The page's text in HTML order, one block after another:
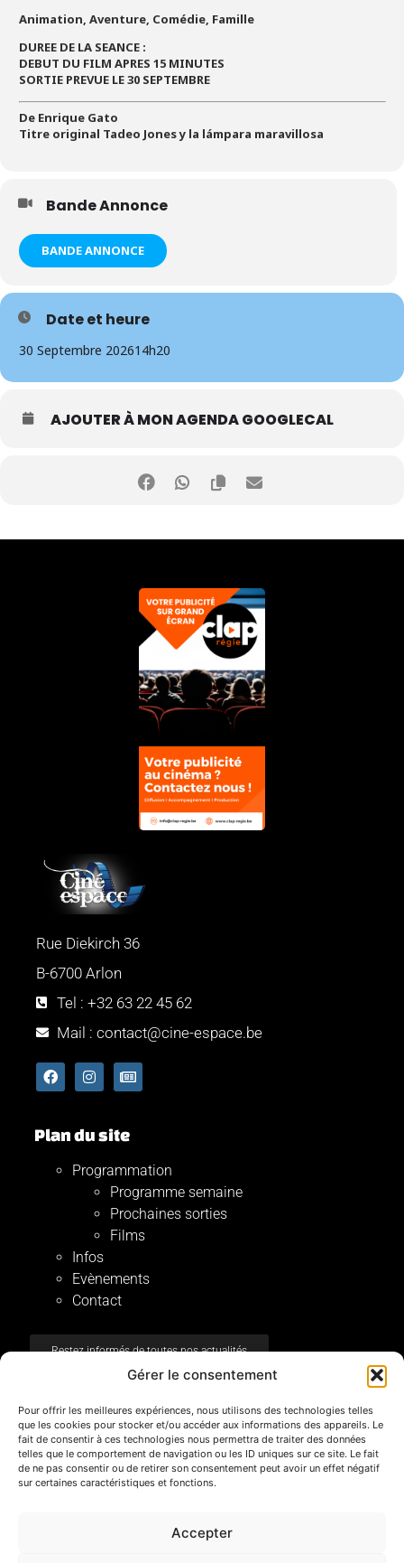
Gérer le consentement
Pour offrir les meilleures expériences, nous utilisons des technologies telles
que les cookies pour stocker et/ou accéder aux informations des appareils. Le
fait de consentir à ces technologies nous permettra de traiter des données
telles que le comportement de navigation ou les ID uniques sur ce site. Le fait
de ne pas consentir ou de retirer son consentement peut avoir un effet négatif
sur certaines caractéristiques et fonctions.
Accepter
Animation, Aventure, Comédie, Famille
DUREE DE LA SEANCE :
DEBUT DU FILM APRES 15 MINUTES
SORTIE PREVUE LE 30 SEPTEMBRE
De Enrique Gato
Titre original Tadeo Jones y la lámpara maravillosa
Bande Annonce
BANDE ANNONCE
Date et heure
30 Septembre 202614h20
AJOUTER À MON AGENDA GOOGLECAL
Rue Diekirch 36
B-6700 Arlon
Tel : +32 63 22 45 62
Mail : contact@cine-espace.be
Plan du site
Programmation
Programme semaine
Prochaines sorties
Films
Infos
Evènements
Contact
Restez informés de toutes nos actualités
Registre BE 0471549464
Avertissement & utilisation du site
Politique de confidentialité